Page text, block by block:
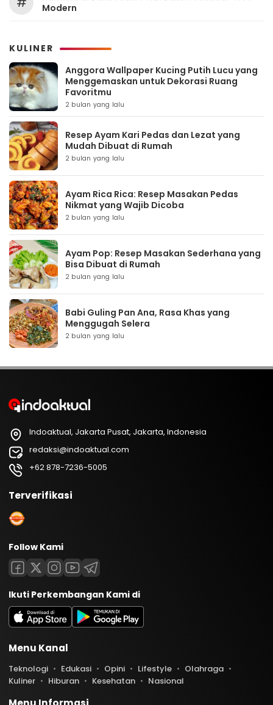
Modern
KULINER
Anggora Wallpaper Kucing Putih Lucu yang
Menggemaskan untuk Dekorasi Ruang
Favoritmu
2 bulan yang lalu
Resep Ayam Kari Pedas dan Lezat yang
Mudah Dibuat di Rumah
2 bulan yang lalu
Ayam Rica Rica: Resep Masakan Pedas
Nikmat yang Wajib Dicoba
2 bulan yang lalu
Ayam Pop: Resep Masakan Sederhana yang
Bisa Dibuat di Rumah
2 bulan yang lalu
Babi Guling Pan Ana, Rasa Khas yang
Menggugah Selera
2 bulan yang lalu
Indoaktual, Jakarta Pusat, Jakarta, Indonesia
redaksi@indoaktual.com
+62 878-7236-5005
Terverifikasi
Follow Kami
Ikuti Perkembangan Kami di
Menu Kanal
Teknologi Edukasi Opini Lifestyle
Olahraga
Kuliner
Hiburan Kesehatan Nasional